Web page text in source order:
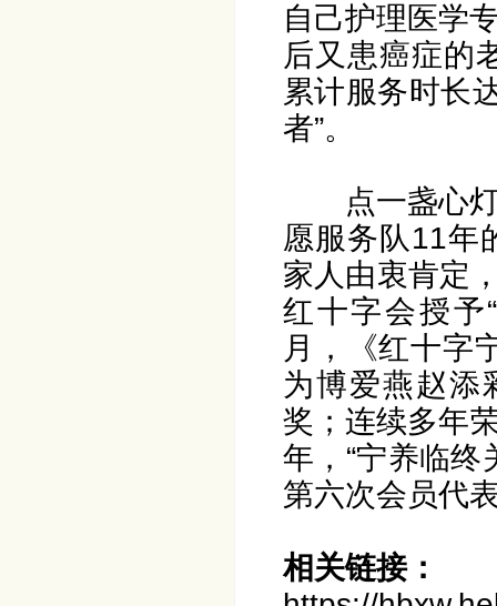
自己护理医学
后又患癌症的
累计服务时长
者”。
点一盏心
愿服务队11年
家人由衷肯定
红十字会授予
月，《红十字
为博爱燕赵添
奖；连续多年
年，“宁养临终
第六次会员代
相关链接：